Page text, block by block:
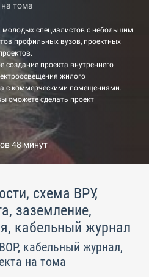
на тома
молодых специалистов с небольшим
профильных вузов, проектных
создание проекта внутреннего
жилого
с коммерческими помещениями.
сможете сделать проект
48 минут
схема ВРУ,
заземление,
кабельный журнал
кабельный журнал,
на тома